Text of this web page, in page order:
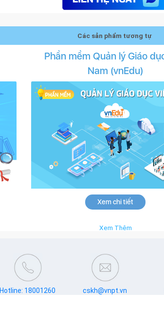
Các sản phẩm tương tự
Phần mềm Quản lý Giáo
Nam (vnEdu)
Xem chi tiết
Xem Thêm
Hotline: 18001260 cskh@vnpt.vn